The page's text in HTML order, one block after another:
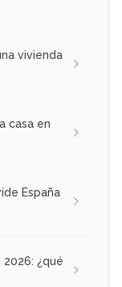
vivienda
casa en
España
¿qué